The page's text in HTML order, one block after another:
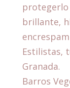
protegerlo
brillante,
Estilistas,
Granada.
Barros